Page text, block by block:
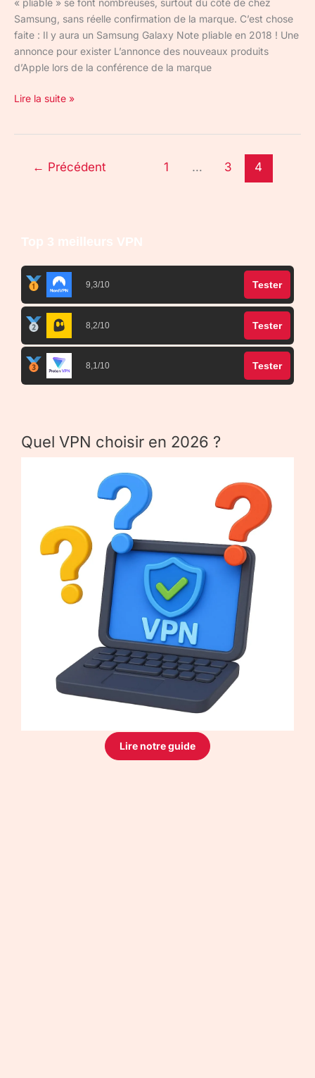
« pliable » se font nombreuses, surtout du côté de chez
Samsung, sans réelle confirmation de la marque. C’est chose
faite : Il y aura un Samsung Galaxy Note pliable en 2018 ! Une
annonce pour exister L’annonce des nouveaux produits
d’Apple lors de la conférence de la marque
Lire la suite »
← Précédent 1 … 3 4
Top 3 meilleurs VPN
9,3/10 Tester
8,2/10 Tester
8,1/10 Tester
Quel VPN choisir en 2026 ?
Lire notre guide